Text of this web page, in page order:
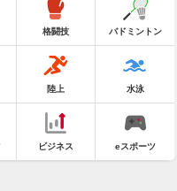
格闘技 バドミントン
陸上 水泳
ビジネス eスポーツ